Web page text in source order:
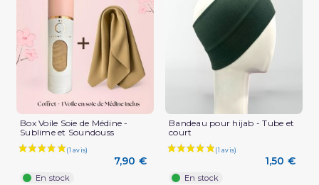
(1 avis)
Box Voile Soie de Médine -
Sublime et Soundouss
7,90 €
En stock
Bandeau pour hijab - Tube et
court
1,50 €
En stock